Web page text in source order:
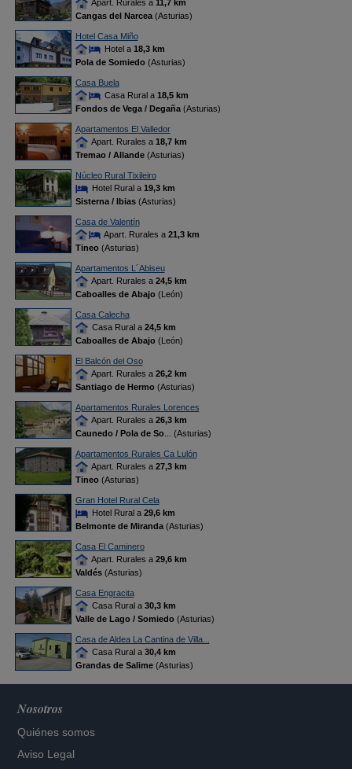
Apart. Rurales a 11,7 km
Cangas del Narcea(Asturias)
Hotel Casa Miño
Hotel a 18,3 km
Pola de Somiedo(Asturias)
Casa Buela
Casa Rural a 18,5 km
Fondos de Vega / Degaña(Asturias)
Apartamentos El Valledor
Apart. Rurales a 18,7 km
Tremao / Allande(Asturias)
Núcleo Rural Tixileiro
Hotel Rural a 19,3 km
Sisterna / Ibias(Asturias)
Casa de Valentín
Apart. Rurales a 21,3 km
Tineo(Asturias)
Apartamentos L´Abiseu
Apart. Rurales a 24,5 km
Caboalles de Abajo(León)
Casa Calecha
Casa Rural a 24,5 km
Caboalles de Abajo(León)
El Balcón del Oso
Apart. Rurales a 26,2 km
Santiago de Hermo(Asturias)
Apartamentos Rurales Lorences
Apart. Rurales a 26,3 km
Caunedo / Pola de So... (Asturias)
Apartamentos Rurales Ca Lulón
Apart. Rurales a 27,3 km
Tineo(Asturias)
Gran Hotel Rural Cela
Hotel Rural a 29,6 km
Belmonte de Miranda(Asturias)
Casa El Caminero
Apart. Rurales a 29,6 km
Valdés(Asturias)
Casa Engracita
Casa Rural a 30,3 km
Valle de Lago / Somiedo(Asturias)
Casa de Aldea La Cantina de Villa...
Casa Rural a 30,4 km
Grandas de Salime(Asturias)
Nosotros
Quiénes somos
Aviso Legal